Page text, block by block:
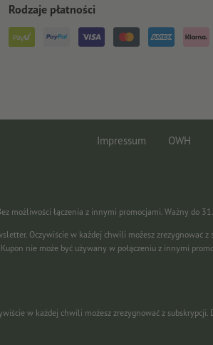
Rodzaje płatności
Impressum OWH
możliwości łączenia z innymi promocjami. Ważny do
Oczywiście w każdej chwili możesz zrezygnować z
nie może być używany w połączeniu z innymi
w każdej chwili możesz zrezygnować z subskrypcji.